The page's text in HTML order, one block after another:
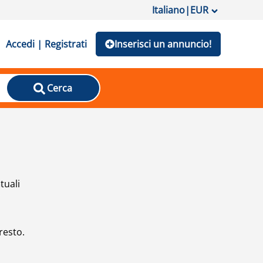
Italiano|EUR
Accedi | Registrati Inserisci un annuncio!
Cerca